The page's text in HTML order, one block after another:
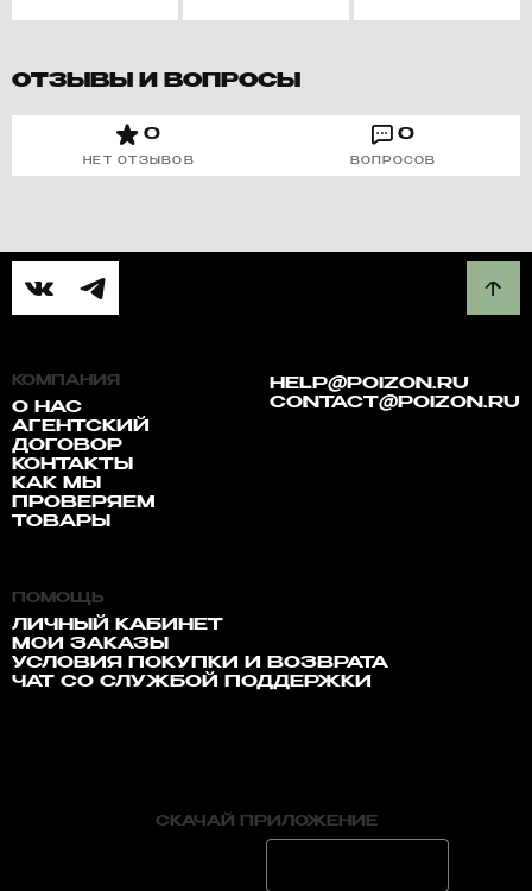
ОТЗЫВЫ И ВОПРОСЫ
0
НЕТ ОТЗЫВОВ
0
ВОПРОСОВ
КОМПАНИЯ
О НАС
АГЕНТСКИЙ
ДОГОВОР
КОНТАКТЫ
КАК МЫ
ПРОВЕРЯЕМ
ТОВАРЫ
HELP@POIZON.RU
CONTACT@POIZON.RU
ПОМОЩЬ
ЛИЧНЫЙ КАБИНЕТ
МОИ ЗАКАЗЫ
УСЛОВИЯ ПОКУПКИ И ВОЗВРАТА
ЧАТ СО СЛУЖБОЙ ПОДДЕРЖКИ
СКАЧАЙ ПРИЛОЖЕНИЕ